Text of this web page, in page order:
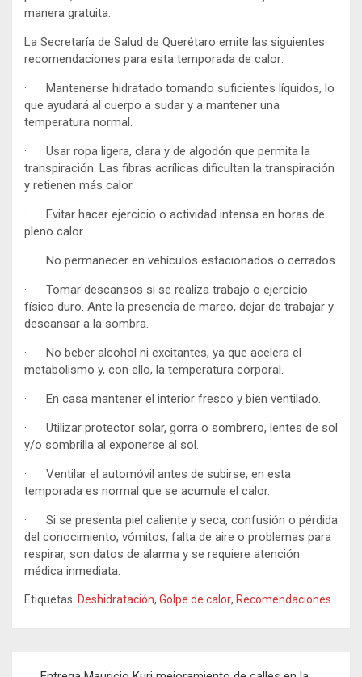
manera gratuita.
La Secretaría de Salud de Querétaro emite las siguientes
recomendaciones para esta temporada de calor:
· Mantenerse hidratado tomando suficientes líquidos, lo
que ayudará al cuerpo a sudar y a mantener una
temperatura normal.
· Usar ropa ligera, clara y de algodón que permita la
transpiración. Las fibras acrílicas dificultan la transpiración
y retienen más calor.
· Evitar hacer ejercicio o actividad intensa en horas de
pleno calor.
· No permanecer en vehículos estacionados o cerrados.
· Tomar descansos si se realiza trabajo o ejercicio
físico duro. Ante la presencia de mareo, dejar de trabajar y
descansar a la sombra.
· No beber alcohol ni excitantes, ya que acelera el
metabolismo y, con ello, la temperatura corporal.
· En casa mantener el interior fresco y bien ventilado.
· Utilizar protector solar, gorra o sombrero, lentes de sol
y/o sombrilla al exponerse al sol.
· Ventilar el automóvil antes de subirse, en esta
temporada es normal que se acumule el calor.
· Si se presenta piel caliente y seca, confusión o pérdida
del conocimiento, vómitos, falta de aire o problemas para
respirar, son datos de alarma y se requiere atención
médica inmediata.
Etiquetas: Deshidratación, Golpe de calor, Recomendaciones